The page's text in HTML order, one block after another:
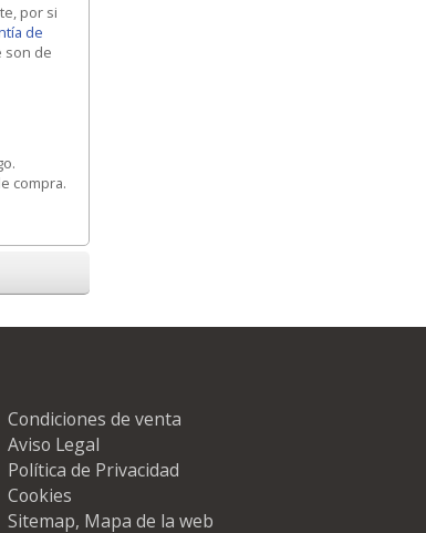
por si
de
son de
compra.
Condiciones de venta
Aviso Legal
Política de Privacidad
Cookies
Sitemap, Mapa de la web